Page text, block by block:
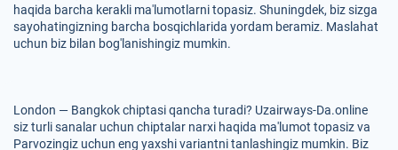
haqida barcha kerakli ma'lumotlarni topasiz. Shuningdek, biz sizga
sayohatingizning barcha bosqichlarida yordam beramiz. Maslahat
uchun biz bilan bog'lanishingiz mumkin.
London — Bangkok chiptasi qancha turadi? Uzairways-Da.online
siz turli sanalar uchun chiptalar narxi haqida ma'lumot topasiz va
Parvozingiz uchun eng yaxshi variantni tanlashingiz mumkin. Biz